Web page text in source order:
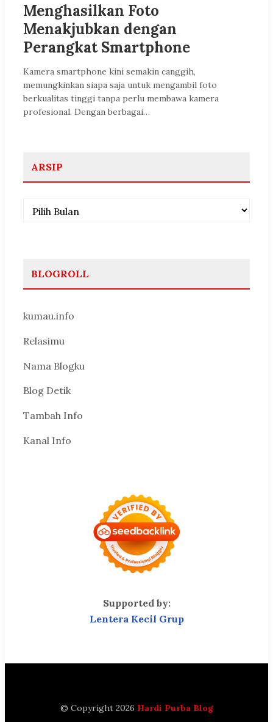
Menghasilkan Foto
Menakjubkan dengan
Perangkat Smartphone
Kamera smartphone kini semakin canggih,
memungkinkan siapa saja untuk mengambil foto
berkualitas tinggi tanpa perlu membawa kamera
profesional. Dengan berbagai…
ARSIP
Arsip
BLOGROLL
kumau.info
Relasimu
Nama Blogku
Blog Detik
Tambah Info
Kanal Info
Supported by:
Lentera Kecil Grup
© Copyright 2026 Hardi Purba Blog